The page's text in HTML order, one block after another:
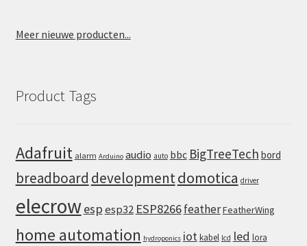
Meer nieuwe producten...
Product Tags
Adafruit alarm Arduino audio auto bbc BigTreeTech bord
breadboard developmentdomotica driver
elecrowespesp32 ESP8266featherFeatherWing
home automation hydroponics iot kabel lcd led lora